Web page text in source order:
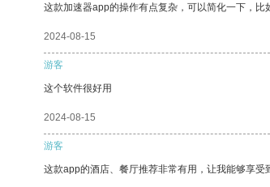
这款加速器app的操作有点复杂，可以简化一下，比
2024-08-15
游客
这个软件很好用
2024-08-15
游客
这款app的酒店、餐厅推荐非常有用，让我能够享受